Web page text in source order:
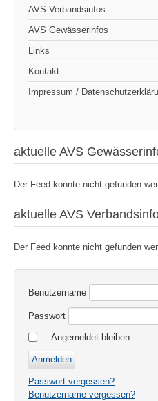
AVS Verbandsinfos
AVS Gewässerinfos
Links
Kontakt
Impressum /
aktuelle AVS
Der Feed konnte nicht gefunden
aktuelle AVS
Der Feed konnte nicht gefunden
Benutzername
Passwort
Angemeldet bleiben
Passwort vergessen?
Benutzername vergessen?